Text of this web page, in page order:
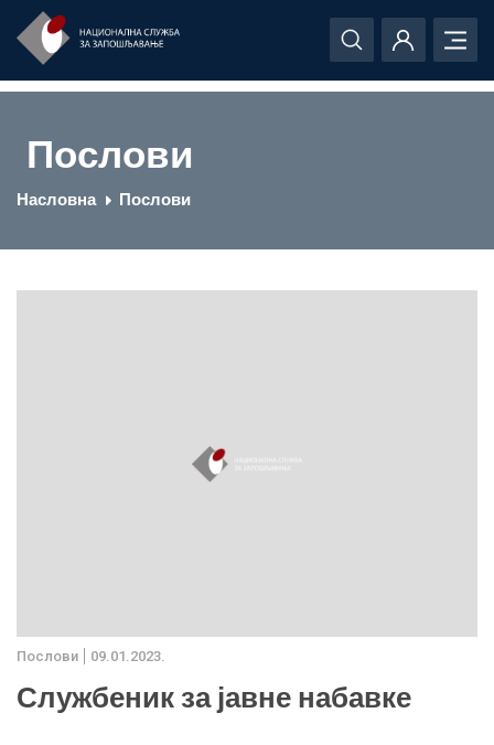
Послови
Насловна Послови
Послови 09.01.2023.
Службеник за јавне набавке